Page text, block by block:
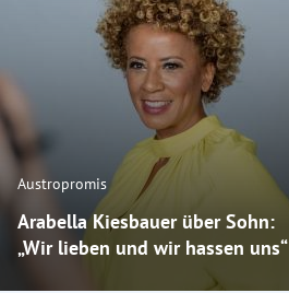
Austropromis
Arabella Kiesbauer über Sohn:
„Wir lieben und wir hassen uns“